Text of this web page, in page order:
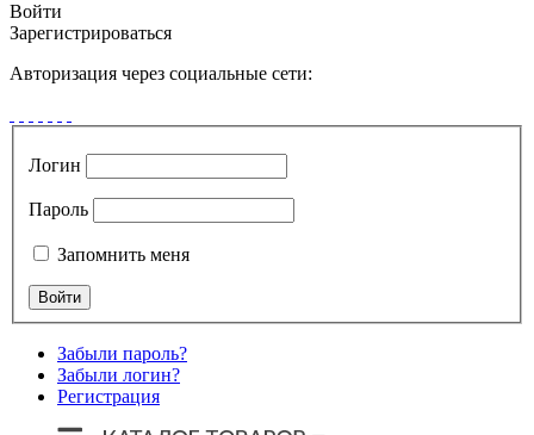
Войти
Зарегистрироваться
Авторизация через социальные сети:
Логин
Пароль
Запомнить меня
Забыли пароль?
Забыли логин?
Регистрация